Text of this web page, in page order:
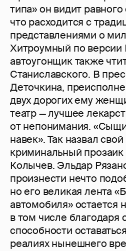
типа» он видит равного
что расходится с
представлениями о
Хитроумный по версии
автоугонщик также
Станиславского. В
Деточкина,
двух дорогих ему
театр — лучшее
от непонимания.
навек». Так назвал
криминальный
Колычев. Эльдар
произнести нечто
но его великая лента
автомобиля» остается
в том числе благодаря
способности
реалиях нынешнего